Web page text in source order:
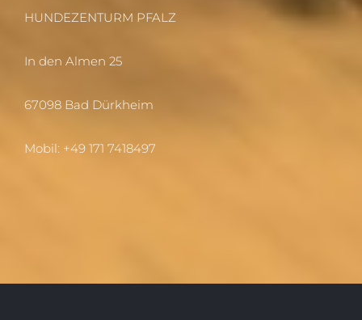
HUNDEZENTURM PFALZ
In den Almen 25
67098 Bad Dürkheim
Mobil: +49 171 7418497